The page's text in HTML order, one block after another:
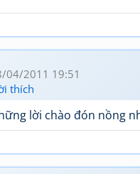
04/2011 19:51
thích
lời chào đón nồng